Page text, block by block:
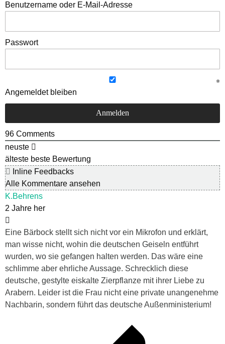
Benutzername oder E-Mail-Adresse
Passwort
Angemeldet bleiben
96 Comments
neuste
älteste beste Bewertung
Inline Feedbacks
Alle Kommentare ansehen
K.Behrens
2 Jahre her
Eine Bärbock stellt sich nicht vor ein Mikrofon und erklärt,
man wisse nicht, wohin die deutschen Geiseln entführt
wurden, wo sie gefangen halten werden. Das wäre eine
schlimme aber ehrliche Aussage. Schrecklich diese
deutsche, gestylte eiskalte Zierpflanze mit ihrer Liebe zu
Arabern. Leider ist die Frau nicht eine private unangenehme
Nachbarin, sondern führt das deutsche Außenministerium!